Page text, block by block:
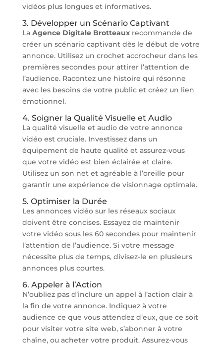
vidéos plus longues et informatives.
3. Développer un Scénario Captivant
La Agence Digitale Brotteauxrecommande de
créer un scénario captivant dès le début de votre
annonce. Utilisez un crochet accrocheur dans les
premières secondes pour attirer l’attention de
l’audience. Racontez une histoire qui résonne
avec les besoins de votre public et créez un lien
émotionnel.
4. Soigner la Qualité Visuelle et Audio
La qualité visuelle et audio de votre annonce
vidéo est cruciale. Investissez dans un
équipement de haute qualité et assurez-vous
que votre vidéo est bien éclairée et claire.
Utilisez un son net et agréable à l’oreille pour
garantir une expérience de visionnage optimale.
5. Optimiser la Durée
Les annonces vidéo sur les réseaux sociaux
doivent être concises. Essayez de maintenir
votre vidéo sous les 60 secondes pour maintenir
l’attention de l’audience. Si votre message
nécessite plus de temps, divisez-le en plusieurs
annonces plus courtes.
6. Appeler à l’Action
N’oubliez pas d’inclure un appel à l’action clair à
la fin de votre annonce. Indiquez à votre
audience ce que vous attendez d’eux, que ce soit
pour visiter votre site web, s’abonner à votre
chaîne, ou acheter votre produit. Assurez-vous